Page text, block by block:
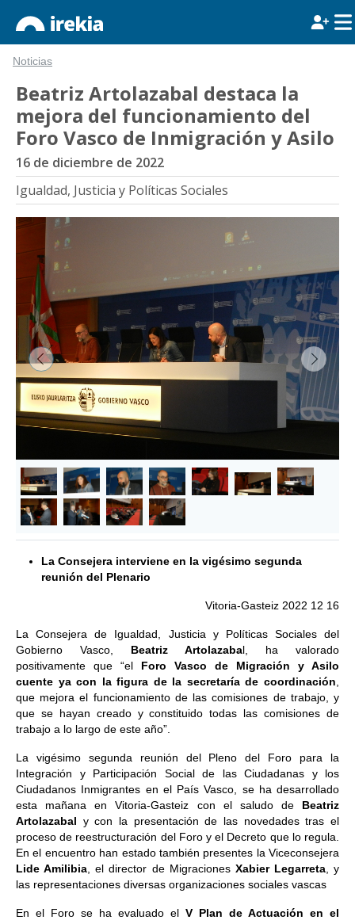
Noticias
Beatriz Artolazabal destaca la
mejora del funcionamiento del
Foro Vasco de Inmigración y Asilo
16 de diciembre de 2022
Igualdad, Justicia y Políticas Sociales
&lsaquo; Anterior
La Consejera interviene en la vigésimo segunda
reunión del Plenario
Vitoria-Gasteiz 2022 12 16
La Consejera de Igualdad, Justicia y Políticas Sociales del
Gobierno Vasco, Beatriz Artolazabal, ha valorado
positivamente que “el Foro Vasco de Migración y Asilo
cuente ya con la figura de la secretaría de coordinación
que mejora el funcionamiento de las comisiones de trabajo, y
que se hayan creado y constituido todas las comisiones de
trabajo a lo largo de este año”.
La vigésimo segunda reunión del Pleno del Foro para la
Integración y Participación Social de las Ciudadanas y los
Ciudadanos Inmigrantes en el País Vasco, se ha desarrollado
esta mañana en Vitoria-Gasteiz con el saludo de Beatriz
Artolazabal y con la presentación de las novedades tras el
proceso de reestructuración del Foro y el Decreto que lo regula.
En el encuentro han estado también presentes la Viceconsejera
Lide Amilibia , el director de Migraciones Xabier Legarreta, y
las representaciones diversas organizaciones sociales vascas
En el Foro se ha evaluado el V Plan de Actuación en el